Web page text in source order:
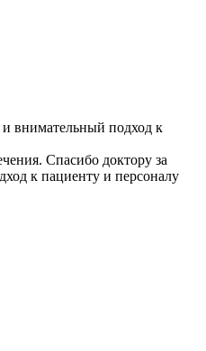
и внимательный подход к
Спасибо доктору за
к пациенту и персоналу